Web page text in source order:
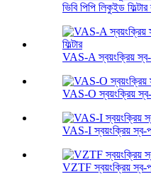
ভিবি পিপি লিকুইড ফিল্টার
VAS-A স্বয়ংক্রিয় স্ব-
VAS-O স্বয়ংক্রিয় স্ব-
VAS-I স্বয়ংক্রিয় স্ব-
VZTF স্বয়ংক্রিয় স্ব-